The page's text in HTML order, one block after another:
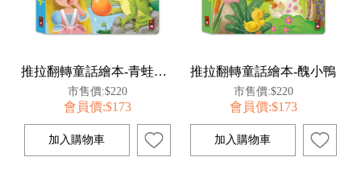
推拉翻轉童話繪本-青蛙王子
市售價:$220
會員價:$173
推拉翻轉童話繪本-醜小鴨
市售價:$220
會員價:$173